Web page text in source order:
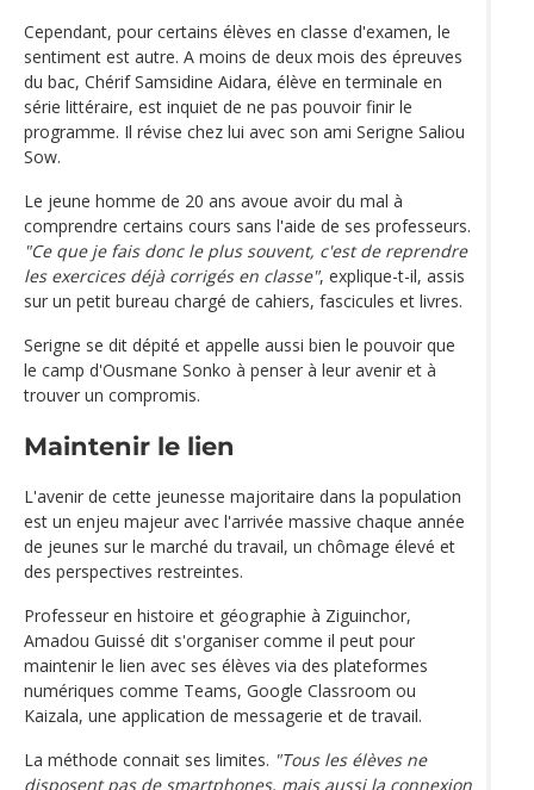
Cependant, pour certains élèves en classe d'examen, le
sentiment est autre. A moins de deux mois des épreuves
du bac, Chérif Samsidine Aidara, élève en terminale en
série littéraire, est inquiet de ne pas pouvoir finir le
programme. Il révise chez lui avec son ami Serigne Saliou
Sow.
Le jeune homme de 20 ans avoue avoir du mal à
comprendre certains cours sans l'aide de ses professeurs.
"Ce que je fais donc le plus souvent, c'est de reprendre
les exercices déjà corrigés en classe", explique-t-il, assis
sur un petit bureau chargé de cahiers, fascicules et livres.
Serigne se dit dépité et appelle aussi bien le pouvoir que
le camp d'Ousmane Sonko à penser à leur avenir et à
trouver un compromis.
Maintenir le lien
L'avenir de cette jeunesse majoritaire dans la population
est un enjeu majeur avec l'arrivée massive chaque année
de jeunes sur le marché du travail, un chômage élevé et
des perspectives restreintes.
Professeur en histoire et géographie à Ziguinchor,
Amadou Guissé dit s'organiser comme il peut pour
maintenir le lien avec ses élèves via des plateformes
numériques comme Teams, Google Classroom ou
Kaizala, une application de messagerie et de travail.
La méthode connait ses limites. "Tous les élèves ne
disposent pas de smartphones, mais aussi la connexion